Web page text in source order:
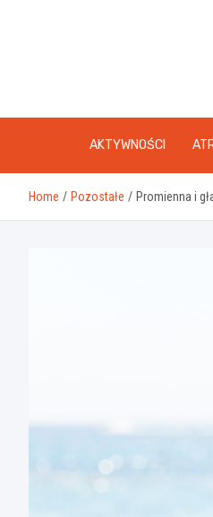
AKTYWNOŚCI
Home Pozostałe Promienna i